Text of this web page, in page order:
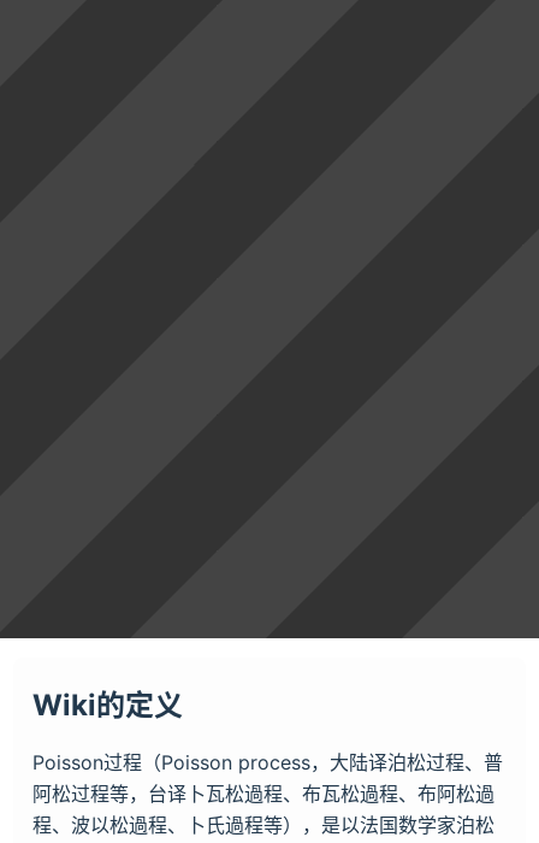
Wiki的定义
Poisson过程（Poisson process，大陆译泊松过程、普
阿松过程等，台译卜瓦松過程、布瓦松過程、布阿松過
程、波以松過程、卜氏過程等），是以法国数学家泊松